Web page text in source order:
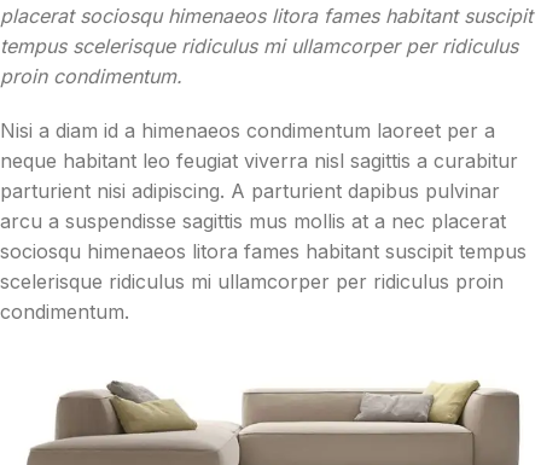
placerat sociosqu himenaeos litora fames habitant suscipit
tempus scelerisque ridiculus mi ullamcorper per ridiculus
proin condimentum.
Nisi a diam id a himenaeos condimentum laoreet per a
neque habitant leo feugiat viverra nisl sagittis a curabitur
parturient nisi adipiscing. A parturient dapibus pulvinar
arcu a suspendisse sagittis mus mollis at a nec placerat
sociosqu himenaeos litora fames habitant suscipit tempus
scelerisque ridiculus mi ullamcorper per ridiculus proin
condimentum.